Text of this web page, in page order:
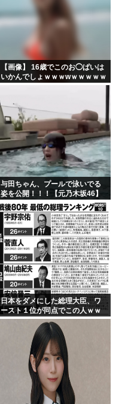
【画像】 16歳でこのお◯ぱいは
いかんでしょｗｗｗwｗｗｗｗｗ
ｗｗｗ❤
与田ちゃん、プールで泳いでる
姿を公開！！！【元乃木坂46】
日本をダメにした総理大臣、ワ
ースト１位が同点でこの人ｗｗ
ｗｗｗｗ